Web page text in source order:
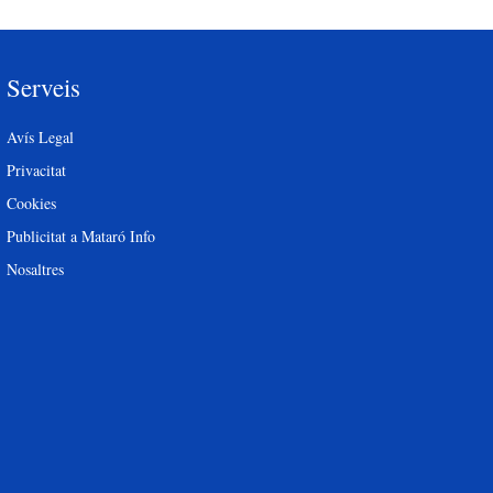
Serveis
Avís Legal
Privacitat
Cookies
Publicitat a Mataró Info
Nosaltres